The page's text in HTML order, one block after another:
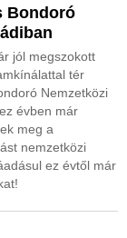
Bondoró
jól megszokott
tér
Nemzetközi
évben már
meg a
nemzetközi
ez évtől már